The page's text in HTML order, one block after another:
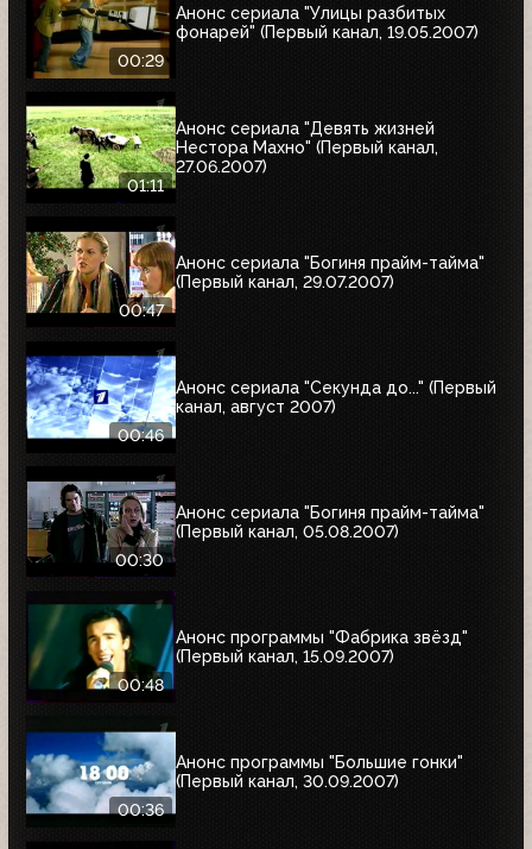
00:29
Анонс сериала "Улицы разбитых
фонарей" (Первый канал, 19.05.2007)
01:11
Анонс сериала "Девять жизней
Нестора Махно" (Первый канал,
27.06.2007)
00:47
Анонс сериала "Богиня прайм-тайма"
(Первый канал, 29.07.2007)
00:46
Анонс сериала "Секунда до..." (Первый
канал, август 2007)
00:30
Анонс сериала "Богиня прайм-тайма"
(Первый канал, 05.08.2007)
00:48
Анонс программы "Фабрика звёзд"
(Первый канал, 15.09.2007)
00:36
Анонс программы "Большие гонки"
(Первый канал, 30.09.2007)